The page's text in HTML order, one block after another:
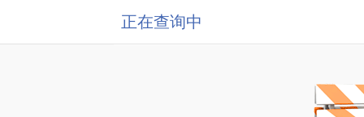
正在查询中